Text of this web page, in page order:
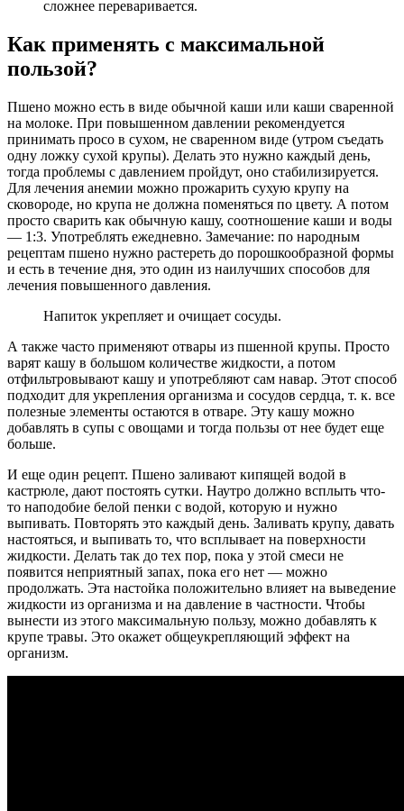
сложнее переваривается.
Как применять с максимальной
пользой?
Пшено можно есть в виде обычной каши или каши сваренной
на молоке. При повышенном давлении рекомендуется
принимать просо в сухом, не сваренном виде (утром съедать
одну ложку сухой крупы). Делать это нужно каждый день,
тогда проблемы с давлением пройдут, оно стабилизируется.
Для лечения анемии можно прожарить сухую крупу на
сковороде, но крупа не должна поменяться по цвету. А потом
просто сварить как обычную кашу, соотношение каши и воды
— 1:3. Употреблять ежедневно. Замечание: по народным
рецептам пшено нужно растереть до порошкообразной формы
и есть в течение дня, это один из наилучших способов для
лечения повышенного давления.
Напиток укрепляет и очищает сосуды.
А также часто применяют отвары из пшенной крупы. Просто
варят кашу в большом количестве жидкости, а потом
отфильтровывают кашу и употребляют сам навар. Этот способ
подходит для укрепления организма и сосудов сердца, т. к. все
полезные элементы остаются в отваре. Эту кашу можно
добавлять в супы с овощами и тогда пользы от нее будет еще
больше.
И еще один рецепт. Пшено заливают кипящей водой в
кастрюле, дают постоять сутки. Наутро должно всплыть что-
то наподобие белой пенки с водой, которую и нужно
выпивать. Повторять это каждый день. Заливать крупу, давать
настояться, и выпивать то, что всплывает на поверхности
жидкости. Делать так до тех пор, пока у этой смеси не
появится неприятный запах, пока его нет — можно
продолжать. Эта настойка положительно влияет на выведение
жидкости из организма и на давление в частности. Чтобы
вынести из этого максимальную пользу, можно добавлять к
крупе травы. Это окажет общеукрепляющий эффект на
организм.